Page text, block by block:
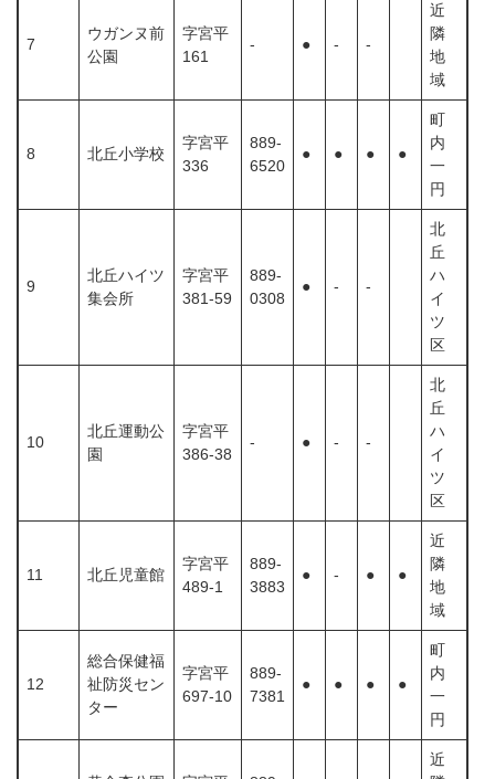
7
ウガンヌ前
公園
字宮平
161
- ● - -
近
隣
地
域
8 北丘小学校
字宮平
336
889-
6520
● ● ● ●
町
内
一
円
9
北丘ハイツ
集会所
字宮平
381-59
889-
0308
● - -
北
丘
ハ
イ
ツ
区
10
北丘運動公
園
字宮平
386-38
‐ ● - -
北
丘
ハ
イ
ツ
区
11 北丘児童館
字宮平
489-1
889-
3883
● - ● ●
近
隣
地
域
12
総合保健福
祉防災セン
ター
字宮平
697-10
889-
7381
● ● ● ●
町
内
一
円
近